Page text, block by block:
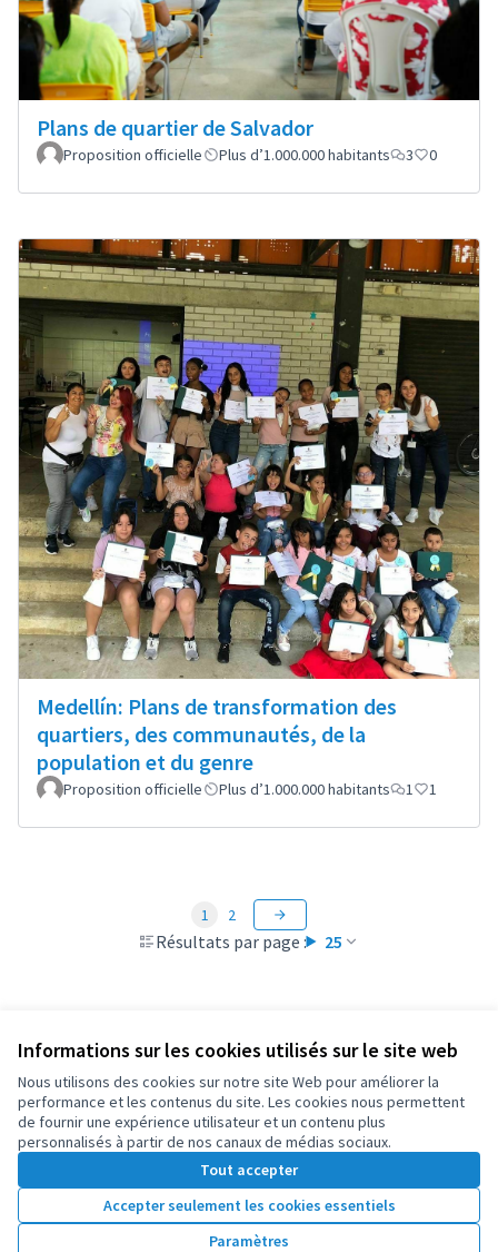
Informations sur les cookies utilisés sur le site web
Nous utilisons des cookies sur notre site Web pour améliorer la
performance et les contenus du site. Les cookies nous permettent
de fournir une expérience utilisateur et un contenu plus
personnalisés à partir de nos canaux de médias sociaux.
Tout accepter
Accepter seulement les cookies essentiels
Paramètres
Plans de quartier de Salvador
Proposition officielle Plus d’1.000.000 habitants 3 0
Medellín: Plans de transformation des
quartiers, des communautés, de la
population et du genre
Proposition officielle Plus d’1.000.000 habitants 1 1
Résultats par page : 25
1 2
Conditions d'utilisation
Paramètres des cookies
OIDP sur X
(Lien externe)
OIDP sur Facebook
(Lien externe)
OIDP sur YouTube
(Lien externe)
Français
Choose languageChoisir la langueElegir el idioma
Licence
(Lien